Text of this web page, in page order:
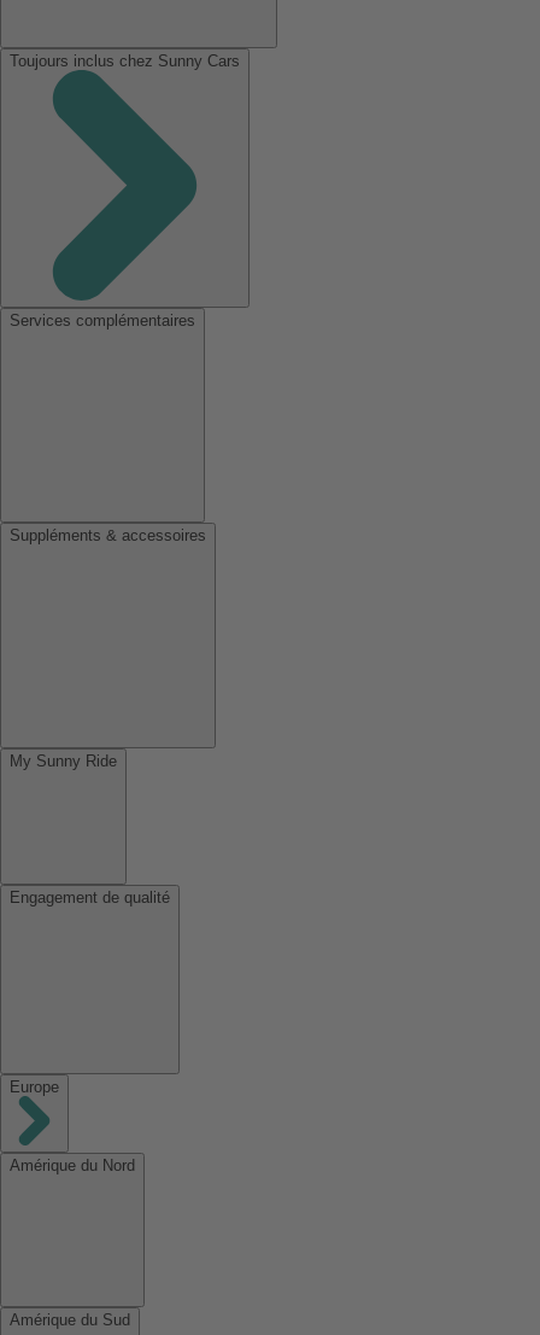
Toujours inclus chez Sunny Cars
Services complémentaires
Suppléments & accessoires
My Sunny Ride
Engagement de qualité
Europe
Amérique du Nord
Amérique du Sud